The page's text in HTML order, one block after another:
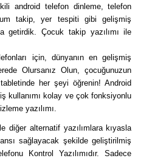
android telefon dinleme, telefon
takip, yer tespiti gibi gelişmiş
getirdik. Çocuk takip yazılımı ile
için, dünyanın en gelişmiş
Olursanız Olun, çocuğunuzun
her şeyi öğrenin! Android
kullanımı kolay ve çok fonksiyonlu
yazılımı.
diğer alternatif yazılımlara kıyasla
sağlayacak şekilde geliştirilmiş
Kontrol Yazılımıdır. Sadece